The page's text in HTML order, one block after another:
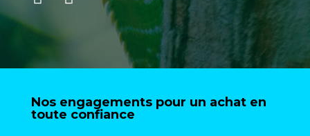
Nos engagements pour un achat en
toute confiance